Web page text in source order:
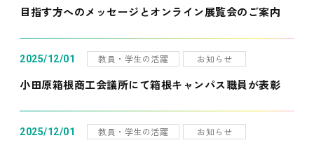
目指す方へのメッセージとオンライン展覧会のご案内
2025/12/01 教員・学生の活躍 お知らせ
小田原箱根商工会議所にて箱根キャンパス職員が表彰
2025/12/01 教員・学生の活躍 お知らせ